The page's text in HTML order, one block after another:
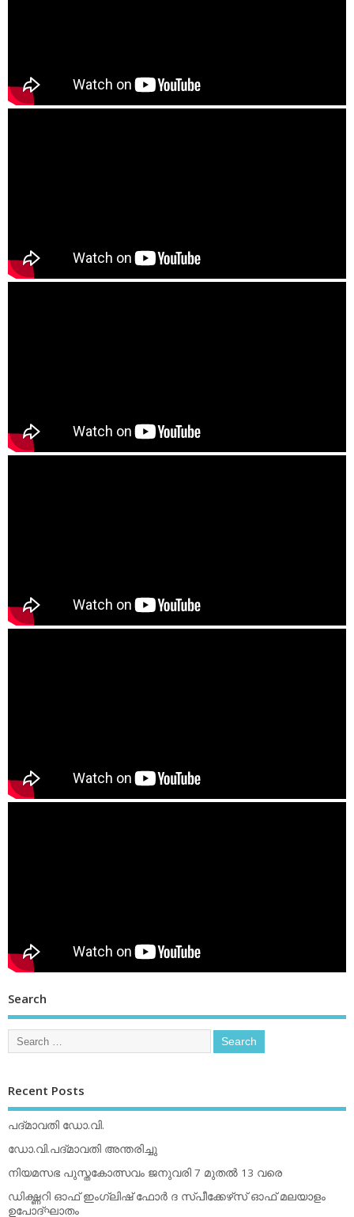
Search
Recent Posts
പദ്മാവതി ഡോ.വി.
ഡോ.വി.പദ്മാവതി അന്തരിച്ചു
നിയമസഭ പുസ്തകോത്സവം ജനുവരി 7 മുതല്‍ 13 വരെ
ഡിക്ഷ്ണറി ഓഫ് ഇംഗ്ലിഷ് ഫോര്‍ ദ സ്പീക്കേഴ്‌സ് ഓഫ് മലയാളം
ഉപോദ്ഘാതം